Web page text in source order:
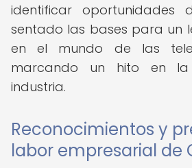
identificar oportunidades
sentado las bases para un
en el mundo de las
marcando un hito en
industria.
Reconocimientos y
labor empresarial de